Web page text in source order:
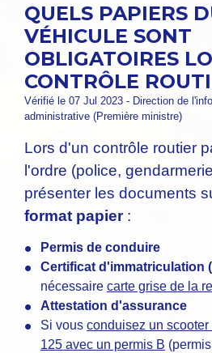
QUELS PAPIERS
VÉHICULE SONT
OBLIGATOIRES
CONTRÔLE
Vérifié le 07 Jul 2023 - Direction de
administrative (Première ministre)
Lors d'un contrôle routier
l'ordre (police,
présenter les documents
format papier:
Permis de conduire
Certificat d'immatriculation
nécessaire carte grise de la
Attestation d'assurance
Si vous conduisez un
125 avec un permis B